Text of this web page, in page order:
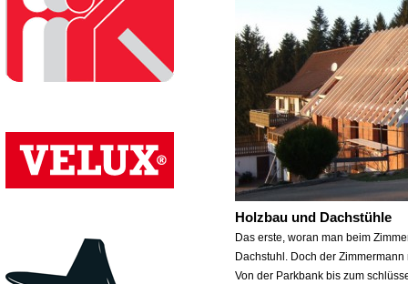
Holzbau und Dachstühle
Das erste, woran man beim
Dachstuhl. Doch der
Von der Parkbank bis zum